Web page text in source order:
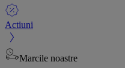
Actiuni
Marcile noastre